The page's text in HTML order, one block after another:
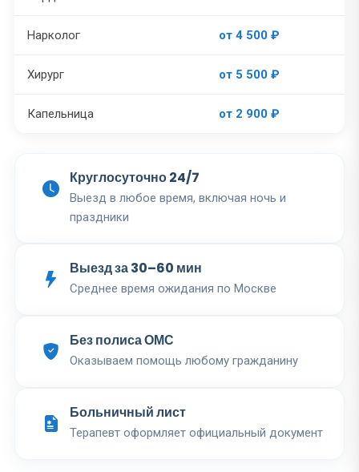
Нарколог от 4 500 ₽
Хирург от 5 500 ₽
Капельница от 2 900 ₽
Круглосуточно 24/7
Выезд в любое время, включая ночь и
праздники
Выезд за 30–60 мин
Среднее время ожидания по Москве
Без полиса ОМС
Оказываем помощь любому гражданину
Больничный лист
Терапевт оформляет официальный документ